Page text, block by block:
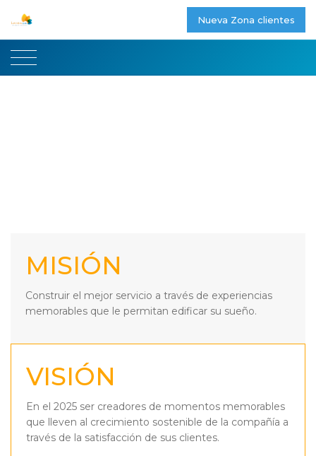
Nueva Zona clientes
MISIÓN
Construir el mejor servicio a través de experiencias
memorables que le permitan edificar su sueño.
VISIÓN
En el 2025 ser creadores de momentos memorables
que lleven al crecimiento sostenible de la compañía a
través de la satisfacción de sus clientes.